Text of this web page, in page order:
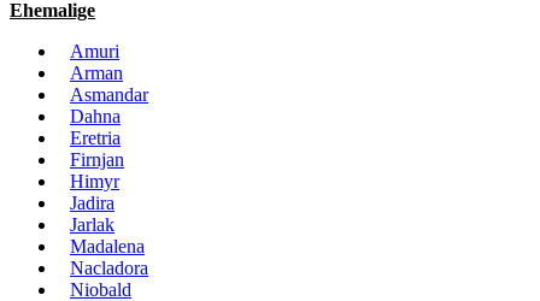
Ehemalige
Amuri
Arman
Asmandar
Dahna
Eretria
Firnjan
Himyr
Jadira
Jarlak
Madalena
Nacladora
Niobald